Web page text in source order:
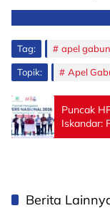
Tag: apel
Topik: Apel
Puncak
Iskandar:
Kualitas
Berita